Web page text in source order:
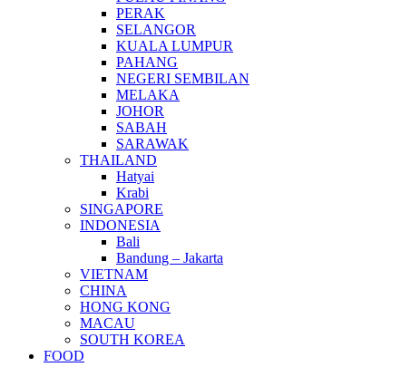
PERAK
SELANGOR
KUALA LUMPUR
PAHANG
NEGERI SEMBILAN
MELAKA
JOHOR
SABAH
SARAWAK
THAILAND
Hatyai
Krabi
SINGAPORE
INDONESIA
Bali
Bandung – Jakarta
VIETNAM
CHINA
HONG KONG
MACAU
SOUTH KOREA
FOOD